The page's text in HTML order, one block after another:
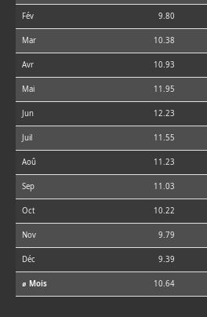
Fév 9.80
Mar 10.38
Avr 10.93
Mai 11.95
Jun 12.23
Juil 11.55
Aoû 11.23
Sep 11.03
Oct 10.22
Nov 9.79
Déc 9.39
⌀ Mois 10.64